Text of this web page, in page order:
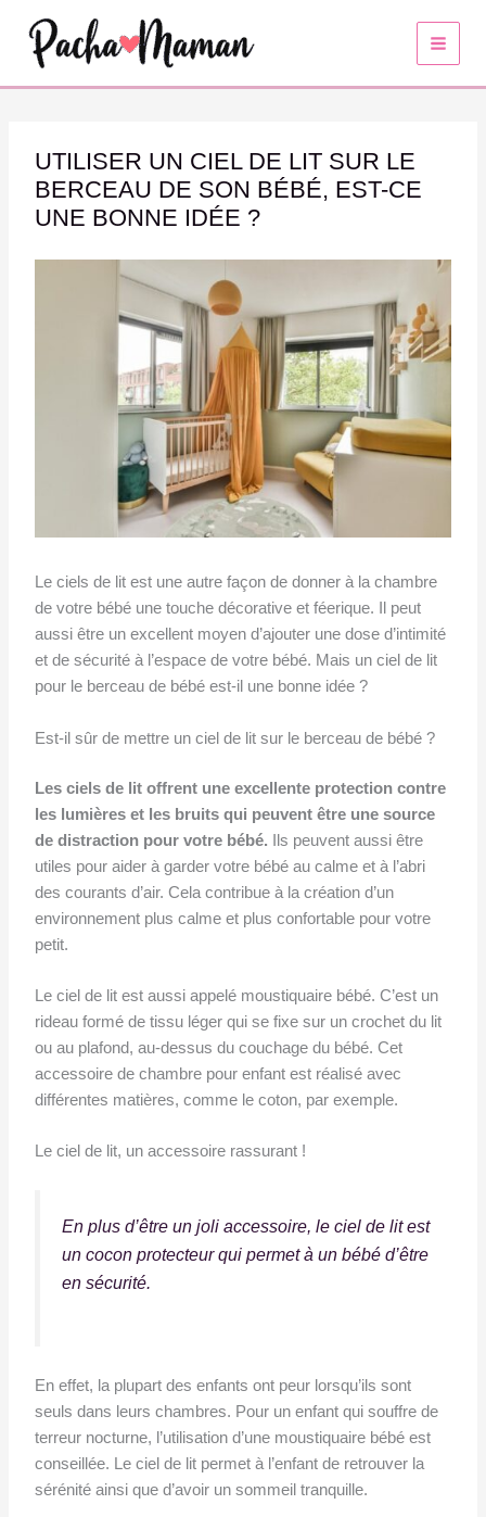
contenu
UTILISER UN CIEL DE LIT SUR LE
BERCEAU DE SON BÉBÉ, EST-CE
UNE BONNE IDÉE ?
Le ciels de lit est une autre façon de donner à la chambre
de votre bébé une touche décorative et féerique. Il peut
aussi être un excellent moyen d’ajouter une dose d’intimité
et de sécurité à l’espace de votre bébé. Mais un ciel de lit
pour le berceau de bébé est-il une bonne idée ?
Est-il sûr de mettre un ciel de lit sur le berceau de bébé ?
Les ciels de lit offrent une excellente protection contre
les lumières et les bruits qui peuvent être une source
de distraction pour votre bébé. Ils peuvent aussi être
utiles pour aider à garder votre bébé au calme et à l’abri
des courants d’air. Cela contribue à la création d’un
environnement plus calme et plus confortable pour votre
petit.
Le ciel de lit est aussi appelé moustiquaire bébé. C’est un
rideau formé de tissu léger qui se fixe sur un crochet du lit
ou au plafond, au-dessus du couchage du bébé. Cet
accessoire de chambre pour enfant est réalisé avec
différentes matières, comme le coton, par exemple.
Le ciel de lit, un accessoire rassurant !
En plus d’être un joli accessoire, le ciel de lit est
un cocon protecteur qui permet à un bébé d’être
en sécurité.
En effet, la plupart des enfants ont peur lorsqu’ils sont
seuls dans leurs chambres. Pour un enfant qui souffre de
terreur nocturne, l’utilisation d’une moustiquaire bébé est
conseillée. Le ciel de lit permet à l’enfant de retrouver la
sérénité ainsi que d’avoir un sommeil tranquille.